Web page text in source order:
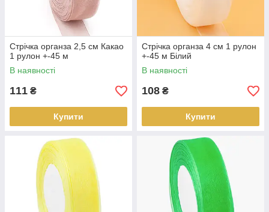
Стрічка органза 2,5 см Какао
1 рулон +-45 м
В наявності
111 ₴
Купити
Стрічка органза 4 см 1 рулон
+-45 м Білий
В наявності
108 ₴
Купити